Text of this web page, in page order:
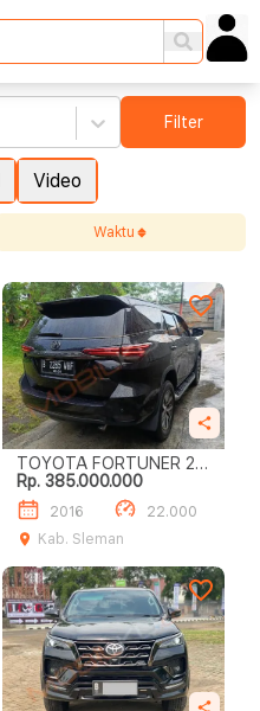
Video
Filter
Waktu
TOYOTA FORTUNER 2.4
VRZ
Rp. 385.000.000
2016
22.000
Kab. Sleman